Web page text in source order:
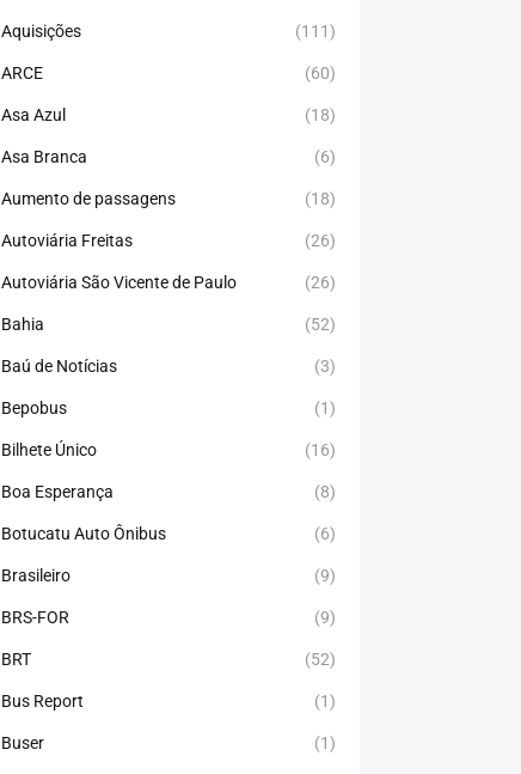
Aquisições (111)
ARCE (60)
Asa Azul (18)
Asa Branca (6)
Aumento de passagens (18)
Autoviária Freitas (26)
Autoviária São Vicente de Paulo (26)
Bahia (52)
Baú de Notícias (3)
Bepobus (1)
Bilhete Único (16)
Boa Esperança (8)
Botucatu Auto Ônibus (6)
Brasileiro (9)
BRS-FOR (9)
BRT (52)
Bus Report (1)
Buser (1)